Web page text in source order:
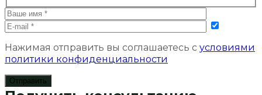
Нажимая отправить вы соглашаетесь с условиями
политики конфиденциальности